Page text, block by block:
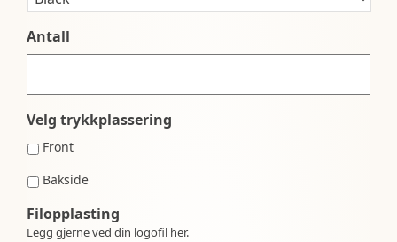
Antall
Velg trykkplassering
Front
Bakside
Filopplasting
Legg gjerne ved din logofil her.